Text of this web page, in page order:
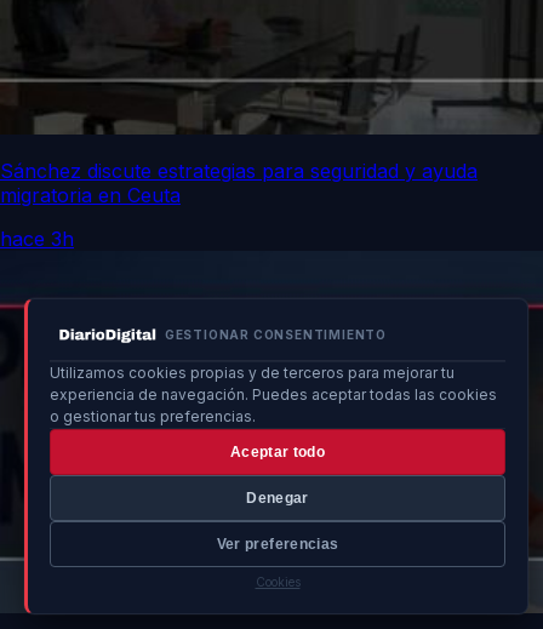
GESTIONAR CONSENTIMIENTO
Utilizamos cookies propias y de terceros para mejorar tu
experiencia de navegación. Puedes aceptar todas las cookies
o gestionar tus preferencias.
Aceptar todo
Denegar
Ver preferencias
Cookies
Sánchez discute estrategias para seguridad y ayuda
migratoria en Ceuta
hace 3h